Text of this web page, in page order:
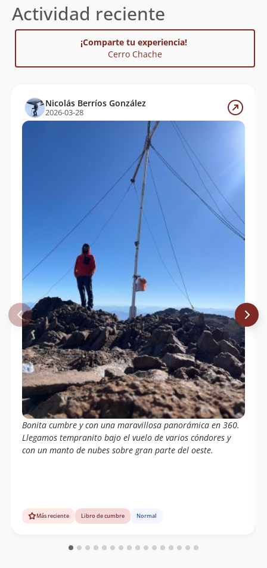
Actividad reciente
¡Comparte tu experiencia!
Cerro Chache
Nicolás Berríos González
2026-03-28
Bonita cumbre y con una maravillosa panorámica en 360.
Llegamos tempranito bajo el vuelo de varios cóndores y
con un manto de nubes sobre gran parte del oeste.
Más reciente Libro de cumbre Normal